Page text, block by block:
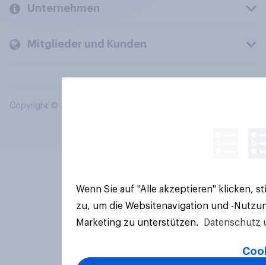
Unternehmen
Mitglieder und Kunden
Copyright © 2026 YouGov PLC. Alle Rechte vorbehalten.
Wenn Sie auf "Alle akzeptieren" klicken,
zu, um die Websitenavigation und -
Marketing zu unterstützen.
Datenschutz